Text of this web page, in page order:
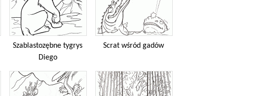
Szablastozębne tygrys
Diego
Scrat wśród gadów